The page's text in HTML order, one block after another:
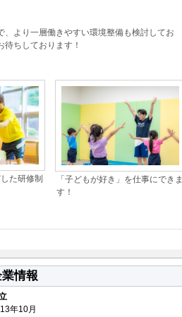
、より一層働きやすい環境整備も検討してお
待ちしております！
た研修制
「子どもが好き」を仕事にできま
す！
情報
年10月